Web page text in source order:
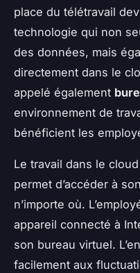
place du télétravail
technologie qui non
des données, mais
directement dans le
appelé également
environnement de
bénéficient les
Le travail dans le
permet d’accéder à
n’importe où.
appareil connecté à
son bureau virtuel.
facilement aux